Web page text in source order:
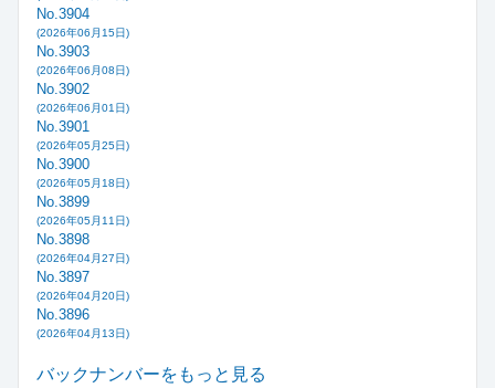
No.3904
(2026年06月15日)
No.3903
(2026年06月08日)
No.3902
(2026年06月01日)
No.3901
(2026年05月25日)
No.3900
(2026年05月18日)
No.3899
(2026年05月11日)
No.3898
(2026年04月27日)
No.3897
(2026年04月20日)
No.3896
(2026年04月13日)
バックナンバーをもっと見る